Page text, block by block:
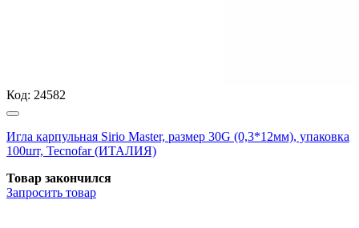
Код: 24582
Игла карпульная Sirio Master, размер 30G (0,3*12мм), упаковка
100шт, Tecnofar (ИТАЛИЯ)
Товар закончился
Запросить товар